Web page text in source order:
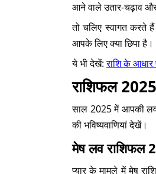
आने वाले उतार-चढ़ाव
तो चलिए स्वागत
आपके लिए क्या छिपा है।
ये भी देखें:राशि के
राशिफल
साल 2025 में आपकी
की भविष्यवाणियां देखें।
मेष लव
प्यार के मामले में मेष